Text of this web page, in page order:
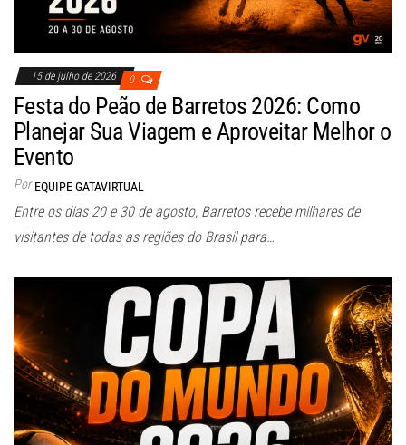
15 de julho de 2026 0
Festa do Peão de Barretos 2026: Como
Planejar Sua Viagem e Aproveitar Melhor o
Evento
Por EQUIPE GATAVIRTUAL
Entre os dias 20 e 30 de agosto, Barretos recebe milhares de
visitantes de todas as regiões do Brasil para…